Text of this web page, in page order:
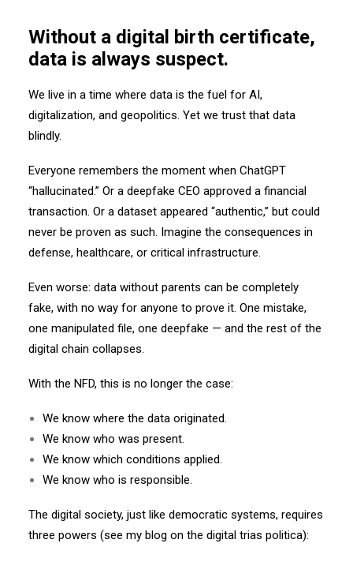
Without a digital birth certificate,
data is always suspect.
We live in a time where data is the fuel for AI,
digitalization, and geopolitics. Yet we trust that data
blindly.
Everyone remembers the moment when ChatGPT
“hallucinated.” Or a deepfake CEO approved a financial
transaction. Or a dataset appeared “authentic,” but could
never be proven as such. Imagine the consequences in
defense, healthcare, or critical infrastructure.
Even worse: data without parents can be completely
fake, with no way for anyone to prove it. One mistake,
one manipulated file, one deepfake — and the rest of the
digital chain collapses.
With the NFD, this is no longer the case:
We know where the data originated.
We know who was present.
We know which conditions applied.
We know who is responsible.
The digital society, just like democratic systems, requires
three powers (see my blog on the digital trias politica):